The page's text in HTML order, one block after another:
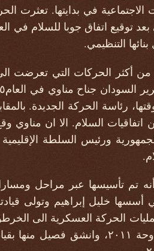
في بدايتها. تعثرت
التنظيمي.
أكثر الحركات التي تعرضت
رئاسة الحركة الجديدة.
السلام. الا ان مناوي
رئيس الجمهورية ورئيس السلطة
تم تأسيسها عبر مراحل
خليل إبراهيم وتولى
ما انخرطت حركة العدل والمساواة في مفاوضات